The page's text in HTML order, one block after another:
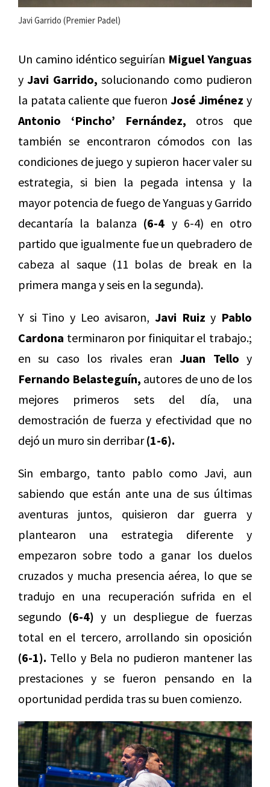
Javi Garrido (Premier Padel)
Un camino idéntico seguirían Miguel Yanguas
yJavi Garrido, solucionando como pudieron
la patata caliente que fueron José Jiménez y
Antonio ‘Pincho’ Fernández, otros que
también se encontraron cómodos con las
condiciones de juego y supieron hacer valer su
estrategia, si bien la pegada intensa y la
mayor potencia de fuego de Yanguas y Garrido
decantaría la balanza (6-4 y 6-4) en otro
partido que igualmente fue un quebradero de
cabeza al saque (11 bolas de break en la
primera manga y seis en la segunda).
Y si Tino y Leo avisaron, Javi Ruiz y Pablo
Cardona terminaron por finiquitar el trabajo.;
en su caso los rivales eranJuan Tello y
Fernando Belasteguín, autores de uno de los
mejores primeros sets del día, una
demostración de fuerza y efectividad que no
dejó un muro sin derribar(1-6).
Sin embargo, tanto pablo como Javi, aun
sabiendo que están ante una de sus últimas
aventuras juntos, quisieron dar guerra y
plantearon una estrategia diferente y
empezaron sobre todo a ganar los duelos
cruzados y mucha presencia aérea, lo que se
tradujo en una recuperación sufrida en el
segundo (6-4) y un despliegue de fuerzas
total en el tercero, arrollando sin oposición
(6-1). Tello y Bela no pudieron mantener las
prestaciones y se fueron pensando en la
oportunidad perdida tras su buen comienzo.